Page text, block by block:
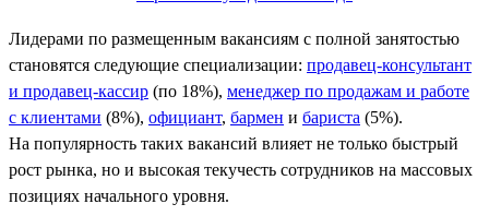
Лидерами по размещенным вакансиям с полной занятостью
становятся следующие специализации: продавец-консультант
и продавец-кассир (по 18%), менеджер по продажам и работе
с клиентами (8%), официант, бармен и бариста (5%).
На популярность таких вакансий влияет не только быстрый
рост рынка, но и высокая текучесть сотрудников на массовых
позициях начального уровня.